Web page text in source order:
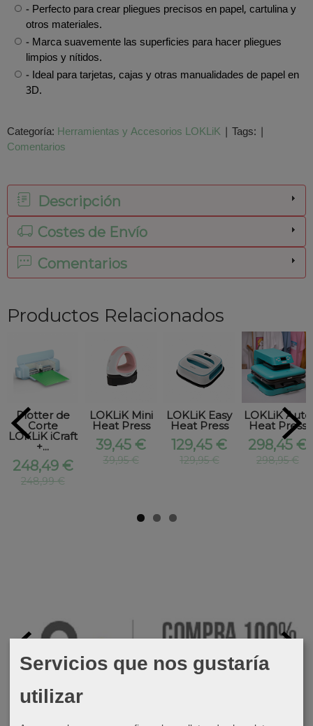
- Perfecto para crear pliegues precisos en papel, cartulina y
otros materiales.
- Marca suavemente las superficies para hacer pliegues
limpios y nítidos.
- Ideal para tarjetas, cajas y otras manualidades de papel en
3D.
Categoría: Herramientas y Accesorios LOKLiK | Tags: |
Comentarios
Descripción
Costes de Envío
Comentarios
Productos Relacionados
Plotter de
Corte
LOKLiK iCraft
+...
248,49 €
248,99 €
LOKLiK Mini
Heat Press
39,45 €
39,95 €
LOKLiK Easy
Heat Press
129,45 €
129,95 €
LOKLiK Auto
Heat Press
298,45 €
298,95 €
Servicios que nos gustaría
utilizar